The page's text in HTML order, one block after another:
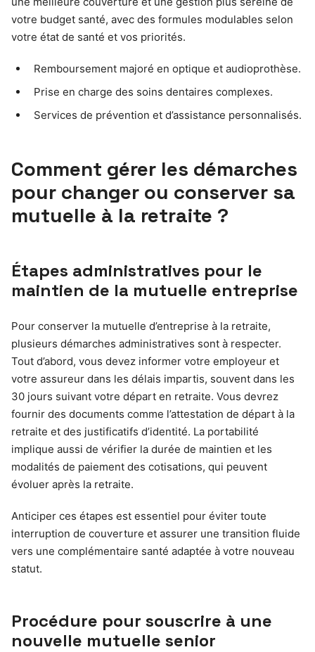
votre budget santé, avec des formules modulables selon
votre état de santé et vos priorités.
Remboursement majoré en optique et audioprothèse.
Prise en charge des soins dentaires complexes.
Services de prévention et d’assistance personnalisés.
Comment gérer les démarches
pour changer ou conserver sa
mutuelle à la retraite ?
Étapes administratives pour le
maintien de la mutuelle entreprise
Pour conserver la mutuelle d’entreprise à la retraite,
plusieurs démarches administratives sont à respecter.
Tout d’abord, vous devez informer votre employeur et
votre assureur dans les délais impartis, souvent dans les
30 jours suivant votre départ en retraite. Vous devrez
fournir des documents comme l’attestation de départ à la
retraite et des justificatifs d’identité. La portabilité
implique aussi de vérifier la durée de maintien et les
modalités de paiement des cotisations, qui peuvent
évoluer après la retraite.
Anticiper ces étapes est essentiel pour éviter toute
interruption de couverture et assurer une transition fluide
vers une complémentaire santé adaptée à votre nouveau
statut.
Procédure pour souscrire à une
nouvelle mutuelle senior